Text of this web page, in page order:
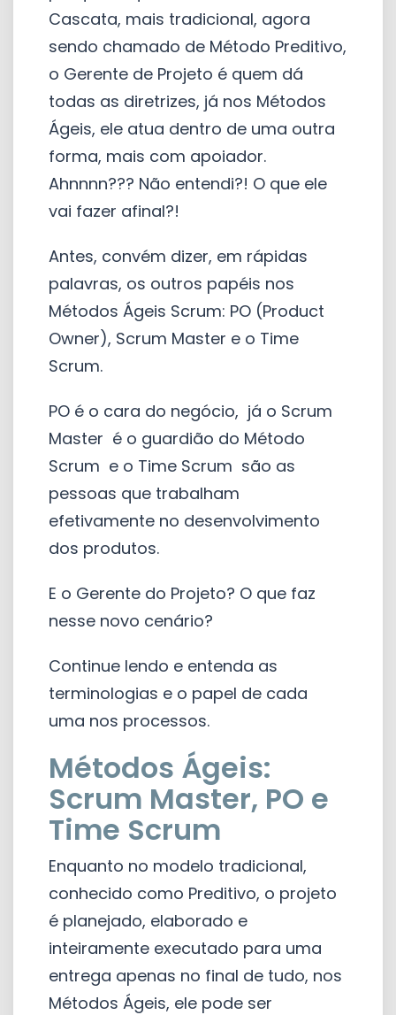
Cascata, mais tradicional, agora
sendo chamado de Método Preditivo,
o Gerente de Projeto é quem dá
todas as diretrizes, já nos Métodos
Ágeis, ele atua dentro de uma outra
forma, mais com apoiador.
Ahnnnn??? Não entendi?! O que ele
vai fazer afinal?!
Antes, convém dizer, em rápidas
palavras, os outros papéis nos
Métodos Ágeis Scrum: PO (Product
Owner), Scrum Master e o Time
Scrum.
PO é o cara do negócio, já o Scrum
Master é o guardião do Método
Scrum e o Time Scrum são as
pessoas que trabalham
efetivamente no desenvolvimento
dos produtos.
E o Gerente do Projeto? O que faz
nesse novo cenário?
Continue lendo e entenda as
terminologias e o papel de cada
uma nos processos.
Métodos Ágeis:
Scrum Master, PO e
Time Scrum
Enquanto no modelo tradicional,
conhecido como Preditivo, o projeto
é planejado, elaborado e
inteiramente executado para uma
entrega apenas no final de tudo, nos
Métodos Ágeis, ele pode ser